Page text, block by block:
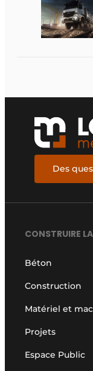
Des
CONSTRUIRE
Béton
Construction
Matériel et
Projets
Espace Public